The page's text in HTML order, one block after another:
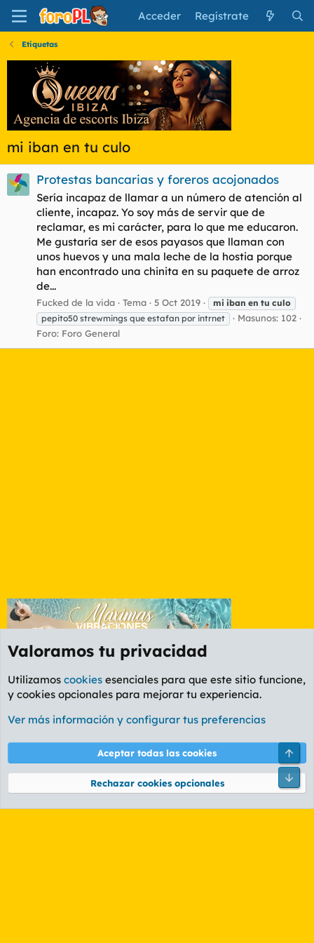
Acceder Regístrate
Etiquetas
mi iban en tu culo
Protestas bancarias y foreros acojonados
Sería incapaz de llamar a un número de atención al
cliente, incapaz. Yo soy más de servir que de
reclamar, es mi carácter, para lo que me educaron.
Me gustaría ser de esos payasos que llaman con
unos huevos y una mala leche de la hostia porque
han encontrado una chinita en su paquete de arroz
de...
Fucked de la vida Tema 5 Oct 2019 mi iban en tu culo
pepito50 strewmings que estafan por intrnet
Masunos: 102
Foro: Foro General
Etiquetas
Cookies
PL OLDSTYLE AMARILLO
Términos y reglas Política de privacidad Ayuda
Community platform by XenForo® © 2010-2026 XenForo Ltd.
Valoramos tu privacidad
Utilizamos cookies esenciales para que este sitio funcione,
y cookies opcionales para mejorar tu experiencia.
Ver más información y configurar tus preferencias
Aceptar todas las cookies
Rechazar cookies opcionales
Pie